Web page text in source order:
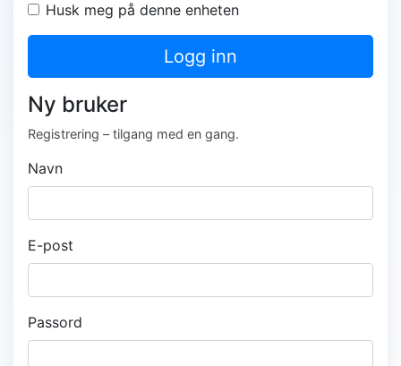
Husk meg på denne enheten
Logg inn
Ny bruker
Registrering – tilgang med en gang.
Navn
E-post
Passord